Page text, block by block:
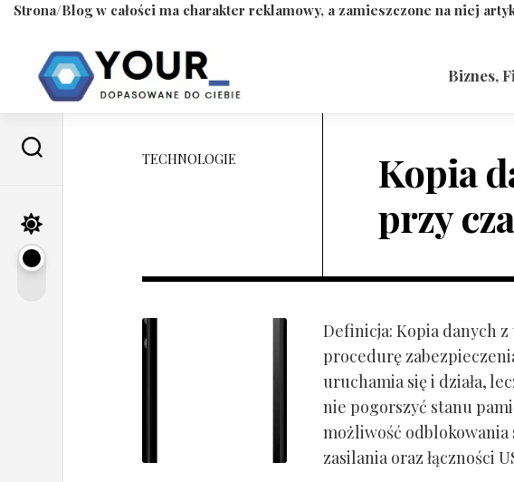
Strona/Blog w całości ma charakter reklamowy, a zamieszczone na niej
content
Biznes,
TECHNOLOGIE
Kopia
przy
Definicja: Kopia danych
procedurę
uruchamia się i działa,
nie pogorszyć stanu
możliwość
zasilania oraz łączności